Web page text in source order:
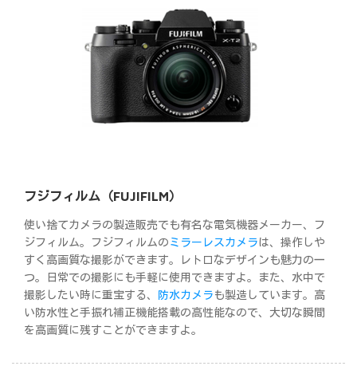
フジフィルム（FUJIFILM）
使い捨てカメラの製造販売でも有名な電気機器メーカー、フ
ジフィルム。フジフィルムのミラーレスカメラは、操作しや
すく高画質な撮影ができます。レトロなデザインも魅力の一
つ。日常での撮影にも手軽に使用できますよ。また、水中で
撮影したい時に重宝する、 防水カメラも製造しています。高
い防水性と手振れ補正機能搭載の高性能なので、大切な瞬間
を高画質に残すことができますよ。